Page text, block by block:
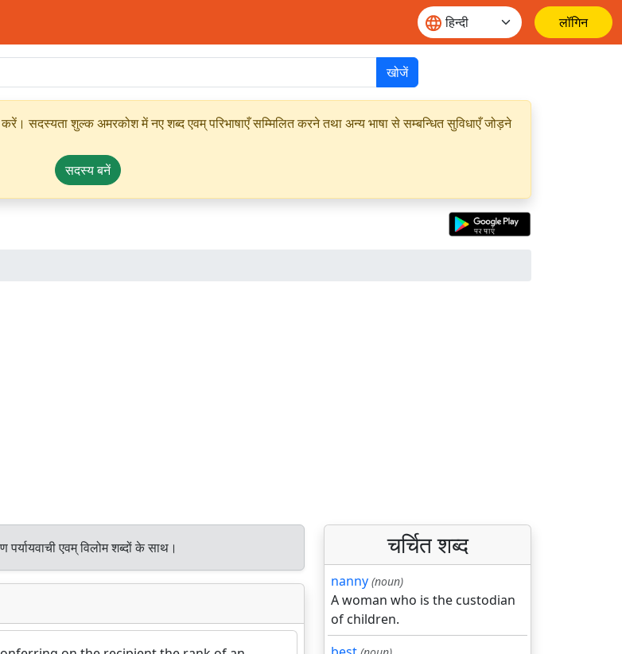
लॉगिन
खोजें
सदस्यता शुल्क अमरकोश में नए शब्द एवम् परिभाषाएँ सम्मिलित करने तथा अन्य भाषा से सम्बन्धित सुविधाएँ जोड़ने
सदस्य बनें
पर्यायवाची एवम् विलोम शब्दों के साथ। चर्चित शब्द
nanny (noun)
A woman who is the custodian
of children.